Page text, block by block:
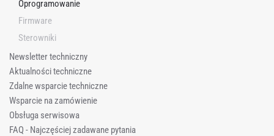
Oprogramowanie
Firmware
Sterowniki
Newsletter techniczny
Aktualności techniczne
Zdalne wsparcie techniczne
Wsparcie na zamówienie
Obsługa serwisowa
FAQ - Najczęściej zadawane pytania